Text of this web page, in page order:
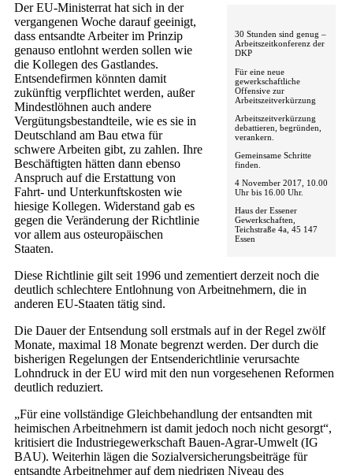
30 Stunden sind genug –
Arbeitszeitkonferenz der
DKP
Für eine neue
gewerkschaftliche
Offensive zur
Arbeitszeitverkürzung
Arbeitszeitverkürzung
debattieren, begründen,
verankern.
Gemeinsame Schritte
finden.
4 November 2017, 10.00
Uhr bis 16.00 Uhr.
Haus der Essener
Gewerkschaften,
Teichstraße 4a, 45 147
Essen
Der EU-Ministerrat hat sich in der
vergangenen Woche darauf geeinigt,
dass entsandte Arbeiter im Prinzip
genauso entlohnt werden sollen wie
die Kollegen des Gastlandes.
Entsendefirmen könnten damit
zukünftig verpflichtet werden, außer
Mindestlöhnen auch andere
Vergütungsbestandteile, wie es sie in
Deutschland am Bau etwa für
schwere Arbeiten gibt, zu zahlen. Ihre
Beschäftigten hätten dann ebenso
Anspruch auf die Erstattung von
Fahrt- und Unterkunftskosten wie
hiesige Kollegen. Widerstand gab es
gegen die Veränderung der Richtlinie
vor allem aus osteuropäischen
Staaten.
Diese Richtlinie gilt seit 1996 und zementiert derzeit noch die
deutlich schlechtere Entlohnung von Arbeitnehmern, die in
anderen EU-Staaten tätig sind.
Die Dauer der Entsendung soll erstmals auf in der Regel zwölf
Monate, maximal 18 Monate begrenzt werden. Der durch die
bisherigen Regelungen der Entsenderichtlinie verursachte
Lohndruck in der EU wird mit den nun vorgesehenen Reformen
deutlich reduziert.
„Für eine vollständige Gleichbehandlung der entsandten mit
heimischen Arbeitnehmern ist damit jedoch noch nicht gesorgt“,
kritisiert die Industriegewerkschaft Bauen-Agrar-Umwelt (IG
BAU). Weiterhin lägen die Sozialversicherungsbeiträge für
entsandte Arbeitnehmer auf dem niedrigen Niveau des